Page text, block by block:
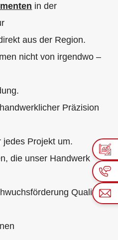
in der
aus der Region.
nicht von irgendwo –
Präzision
jedes Projekt um.
die unser Handwerk
Qualität